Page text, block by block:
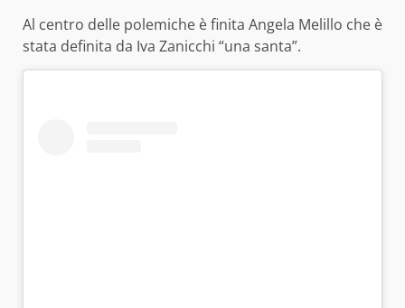
Al centro delle polemiche è finita Angela Melillo che è
stata definita da Iva Zanicchi “una santa”.